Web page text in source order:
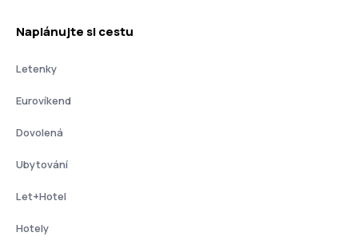
Naplánujte si cestu
Letenky
Eurovíkend
Dovolená
Ubytování
Let+Hotel
Hotely